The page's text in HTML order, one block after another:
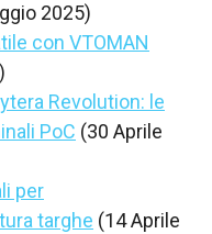
2025)
con VTOMAN
Revolution: le
PoC (30 Aprile
per
targhe (14 Aprile